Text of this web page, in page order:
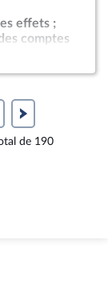
effets ;
comptes
de 190